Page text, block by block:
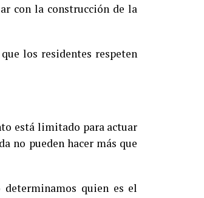
con la construcción de la
los residentes respeten
está limitado para actuar
no pueden hacer más que
quien es el